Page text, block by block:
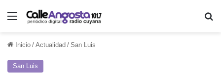
Menú
Inicio / Actualidad / San Luis
San Luis